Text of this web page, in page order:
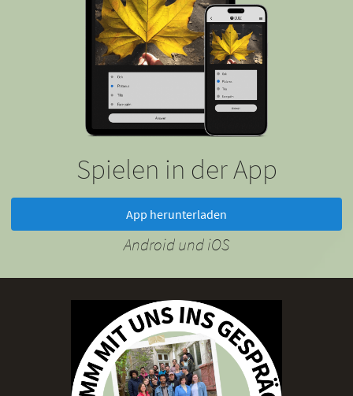
Spielen in der App
App herunterladen
Android und iOS